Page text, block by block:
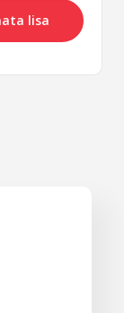
lisa